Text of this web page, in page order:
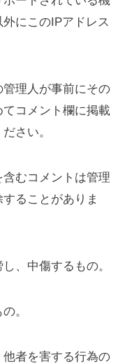
にこのIPアドレス
理人が事前にその
コメント欄に掲載
さい。
むコメントは管理
ることがありま
、中傷するもの。
。
他者を害する行為の